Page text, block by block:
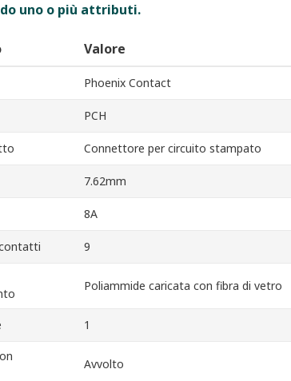
uno o più attributi.
Valore
Phoenix Contact
PCH
Connettore per circuito stampato
7.62mm
8A
9
Poliammide caricata con fibra di vetro
1
Avvolto